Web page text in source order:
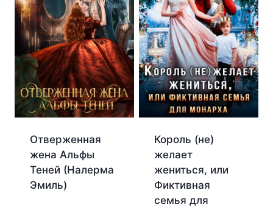
Отверженная
жена Альфы
Теней (Налерма
Эмиль)
Король (не)
желает
жениться, или
Фиктивная
семья для